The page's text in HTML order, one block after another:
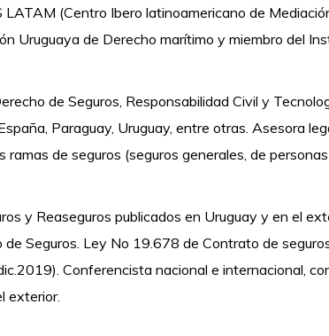
(Centro Ibero latinoamericano de
Uruguaya de Derecho marítimo y miembro del
de Seguros, Responsabilidad Civil y
Paraguay, Uruguay, entre otras. Asesora
de seguros (seguros generales, de
y Reaseguros publicados en Uruguay y en el
Seguros. Ley No 19.678 de Contrato de
Conferencista nacional e internacional,
exterior.